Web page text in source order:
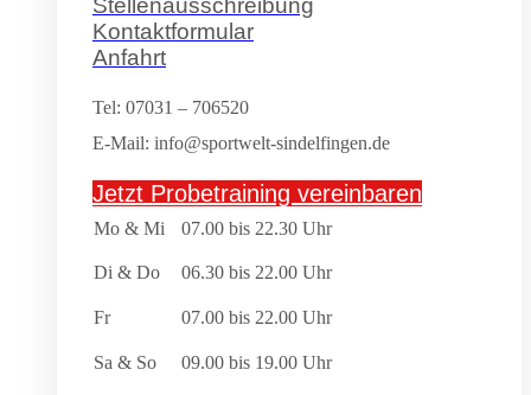
Stellenausschreibung
Kontaktformular
Anfahrt
Tel: 07031 – 706520
E-Mail: info@sportwelt-sindelfingen.de
Jetzt Probetraining vereinbaren
Mo & Mi 07.00 bis 22.30 Uhr
Di & Do 06.30 bis 22.00 Uhr
Fr 07.00 bis 22.00 Uhr
Sa & So 09.00 bis 19.00 Uhr